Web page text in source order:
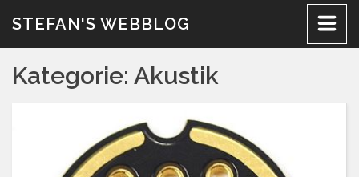
InhaltSTEFAN'S WEBBLOG
Kategorie: Akustik